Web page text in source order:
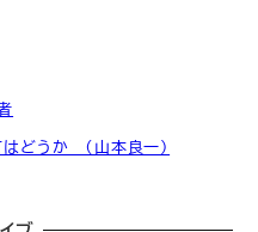
どうか （山本良一）